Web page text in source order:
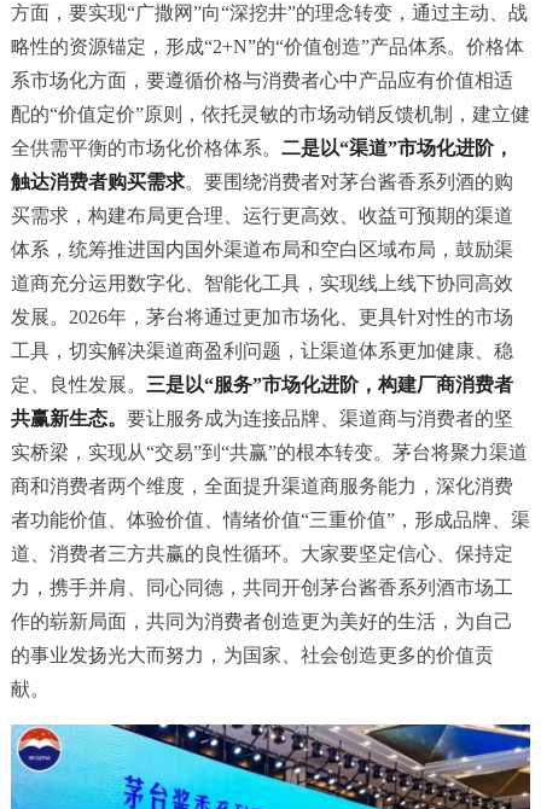
方面，要实现“广撒网”向“深挖井”的理念转变，通过主动、战
略性的资源锚定，形成“2+N”的“价值创造”产品体系。价格体
系市场化方面，要遵循价格与消费者心中产品应有价值相适
配的“价值定价”原则，依托灵敏的市场动销反馈机制，建立健
全供需平衡的市场化价格体系。 二是以“渠道”市场化进阶，
触达消费者购买需求。要围绕消费者对茅台酱香系列酒的购
买需求，构建布局更合理、运行更高效、收益可预期的渠道
体系，统筹推进国内国外渠道布局和空白区域布局，鼓励渠
道商充分运用数字化、智能化工具，实现线上线下协同高效
发展。2026年，茅台将通过更加市场化、更具针对性的市场
工具，切实解决渠道商盈利问题，让渠道体系更加健康、稳
定、良性发展。 三是以“服务”市场化进阶，构建厂商消费者
共赢新生态。 要让服务成为连接品牌、渠道商与消费者的坚
实桥梁，实现从“交易”到“共赢”的根本转变。茅台将聚力渠道
商和消费者两个维度，全面提升渠道商服务能力，深化消费
者功能价值、体验价值、情绪价值“三重价值”，形成品牌、渠
道、消费者三方共赢的良性循环。大家要坚定信心、保持定
力，携手并肩、同心同德，共同开创茅台酱香系列酒市场工
作的崭新局面，共同为消费者创造更为美好的生活，为自己
的事业发扬光大而努力，为国家、社会创造更多的价值贡
献。